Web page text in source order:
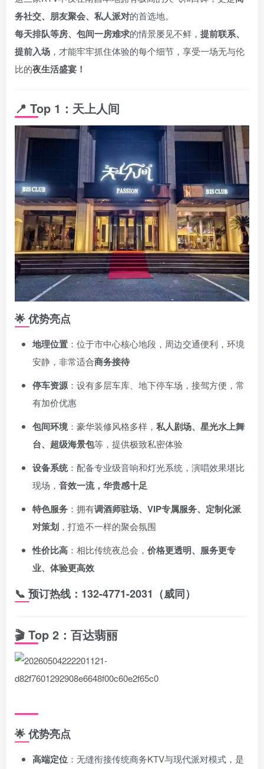
务社交、朋友聚会、私人派对的首选地。
每天排队等房、包间一房难求的情景屡见不鲜， 提前联系、
提前入场 ，才能牢牢抓住体验的每个细节，享受一场无与伦
比的夜生活盛宴！
📍 Top 1：天上人间
🌟优势亮点
地理位置 ：位于市中心核心地段，周边交通便利，环境
安静，非常适合商务接待
停车资源 ：设有多层车库、地下停车场，接驾方便，常
有加价优惠
包间环境：豪华装修风格多样， 私人剧场、星光水上舞
台、超级海景包等，提供极致私密体验
设备系统：配备专业级音响和灯光系统，演唱效果堪比
现场， 音效一流，华贵感十足
特色服务 ：拥有调酒师驻场、VIP专属服务、定制化派
对策划 ，打造不一样的聚会氛围
性价比高 ：相比传统夜总会， 价格更透明、服务更专
业、体验更高效
📞 预订热线：132-4771-2031（威同）
🎬 Top 2：百达翡丽
🌟优势亮点
高端定位 ：无缝衔接传统商务KTV与现代派对模式，是